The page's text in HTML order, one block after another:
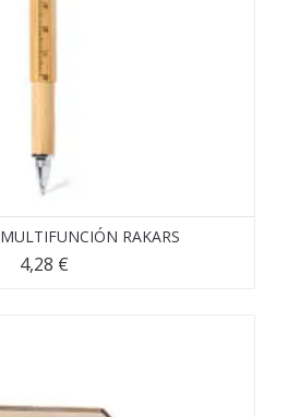
RAKARS
4,28 €